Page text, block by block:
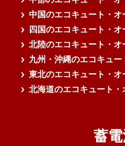
中国のエコキュート・オ
四国のエコキュート・オ
北陸のエコキュート・オ
九州・沖縄のエコキュ
東北のエコキュート・オ
北海道のエコキュート・
蓄